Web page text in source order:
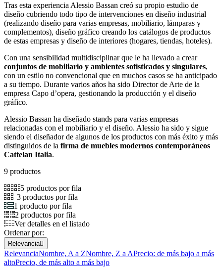
Tras esta experiencia Alessio Bassan creó su propio estudio de
diseño cubriendo todo tipo de intervenciones en diseño industrial
(realizando diseño para varias empresas, mobiliario, lámparas y
complementos), diseño gráfico creando los catálogos de productos
de estas empresas y diseño de interiores (hogares, tiendas, hoteles).
Con una sensibilidad multidisciplinar que le ha llevado a crear
conjuntos de mobiliario y ambientes sofisticados y singulares,
con un estilo no convencional que en muchos casos se ha anticipado
a su tiempo. Durante varios años ha sido Director de Arte de la
empresa Capo d’opera, gestionando la producción y el diseño
gráfico.
Alessio Bassan ha diseñado stands para varias empresas
relacionadas con el mobiliario y el diseño. Alessio ha sido y sigue
siendo el diseñador de algunos de los productos con más éxito y más
distinguidos de la firma de muebles modernos contemporáneos
Cattelan Italia.
9 productos
5 productos por fila
3 productos por fila
1 producto por fila
2 productos por fila
Ver detalles en el listado
Ordenar por:
Relevancia
RelevanciaNombre, A a ZNombre, Z a APrecio: de más bajo a más
altoPrecio, de más alto a más bajo